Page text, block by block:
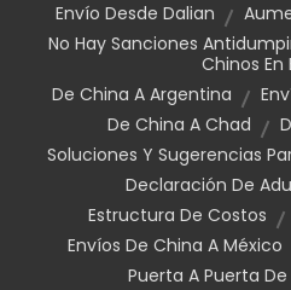
Envío Desde Dalian
No Hay Sanciones
Chinos En
De China A Argentina
De China A Chad
Soluciones Y Sugerencias
Declaración De
Estructura De Costos
Envíos De China A México
Puerta A Puerta De